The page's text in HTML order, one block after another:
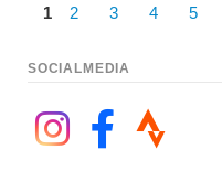
1 2 3 4 5
SOCIALMEDIA